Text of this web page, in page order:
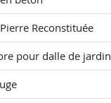
Reconstituée
pour dalle de jardin